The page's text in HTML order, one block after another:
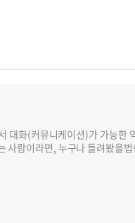
화(커뮤니케이션)가 가능한
람이라면, 누구나 들려봤을